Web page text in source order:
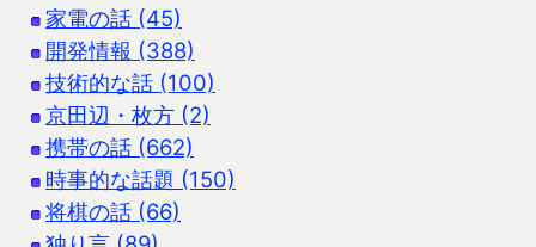
家電の話 (45)
開発情報 (388)
技術的な話 (100)
京田辺・枚方 (2)
携帯の話 (662)
時事的な話題 (150)
将棋の話 (66)